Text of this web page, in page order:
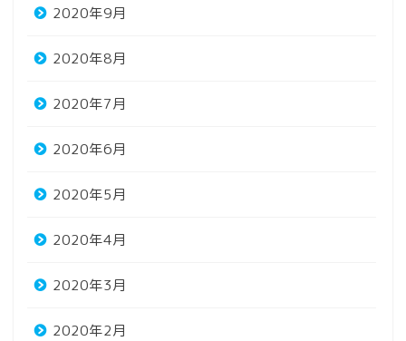
2020年9月
2020年8月
2020年7月
2020年6月
2020年5月
2020年4月
2020年3月
2020年2月